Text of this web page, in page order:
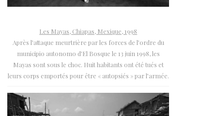
Les Mayas, Chiapas, Mexique, 1998
Après l’attaque meurtrière par les forces de l’ordre du
municipio autonomo d’El Bosque le 13 juin 1998, les
Mayas sont sous le choc. Huit habitants ont été tués et
leurs corps emportés pour être « autopsiés » par l’armée.